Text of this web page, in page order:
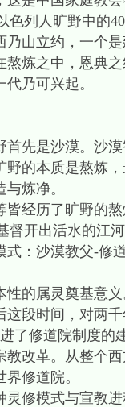
色列人旷野中的
山立约，一个
炼之中，恩典
乃可兴起。
先是沙漠。沙
的本质是熬炼
炼净。
经历了旷野的
督开出活水的江
式：沙漠教父-修
的属灵奠基意
段时间，对两
了修道院制度
教改革。从整个
修道院。
修模式与宣教